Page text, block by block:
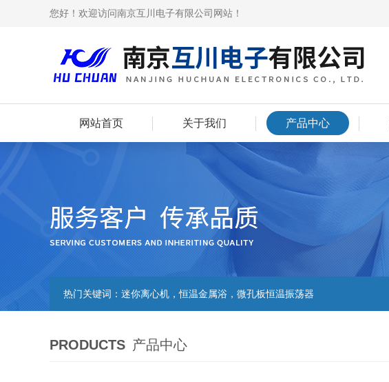
您好！欢迎访问南京互川电子有限公司网站！
网站首页 关于我们 产品中心
热门关键词： 迷你离心机，恒温金属浴，微孔板恒温振荡器
PRODUCTS 产品中心